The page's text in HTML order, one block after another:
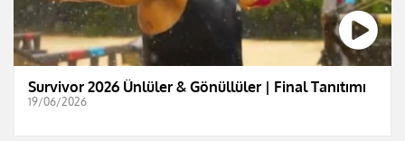
Survivor 2026 Ünlüler & Gönüllüler | Final Tanıtımı
19/06/2026